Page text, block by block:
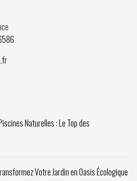
Naturelles : Le Top des
Votre Jardin en Oasis Écologique